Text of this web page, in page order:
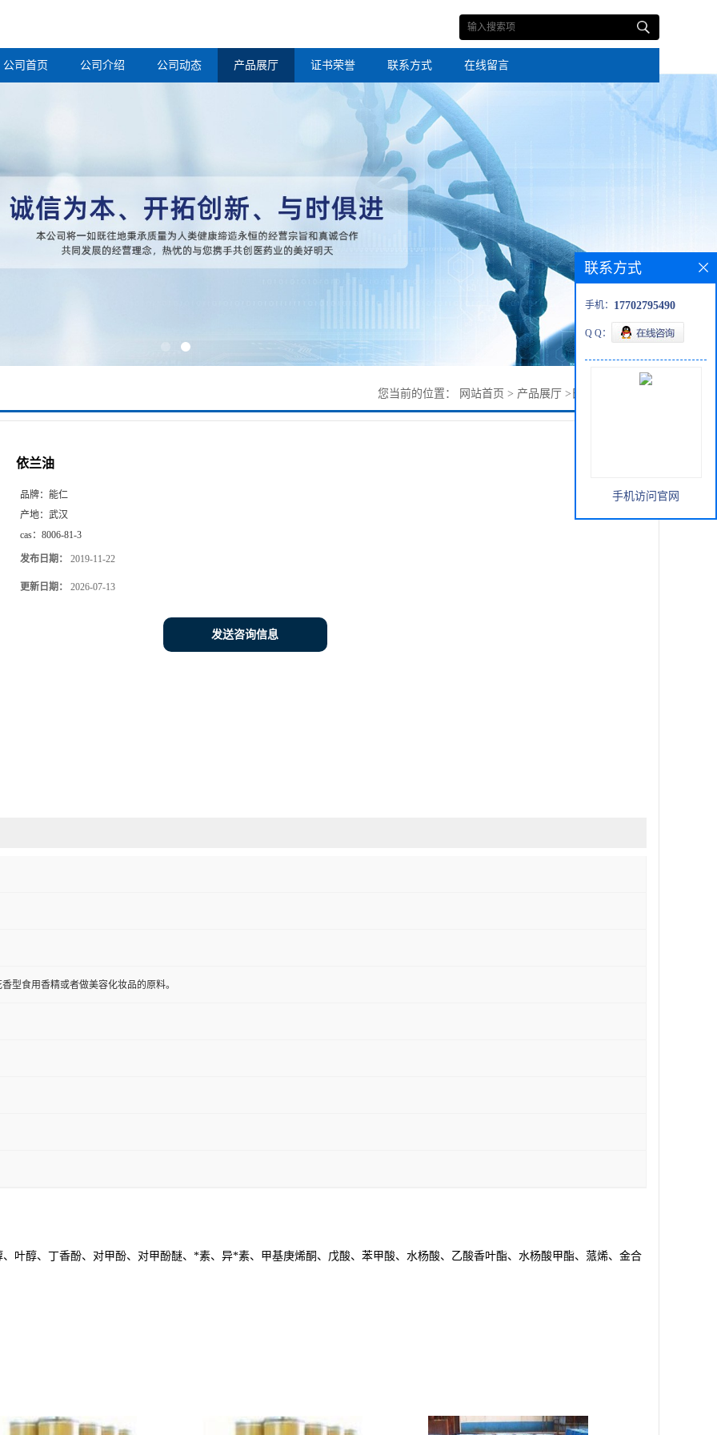
公司首页 公司介绍 公司动态 产品展厅 证书荣誉 联系方式 在线留言
您当前的位置： 网站首页 > 产品展厅 > 日化化工
依兰油
品牌： 能仁
产地： 武汉
cas： 8006-81-3
发布日期： 2019-11-22
更新日期： 2026-07-13
发送咨询信息
型食用香精或者做美容化妆品的原料。
叶醇、丁香酚、对甲酚、对甲酚醚、*素、异*素、甲基庚烯酮、戊酸、苯甲酸、水杨酸、乙酸香叶酯、水杨酸甲酯、蒎烯、金合
联系方式
手机： 17702795490
Q Q：
手机访问官网